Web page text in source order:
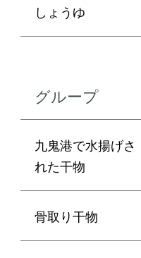
しょうゆ
グループ
九鬼港で水揚げさ
れた干物
骨取り干物